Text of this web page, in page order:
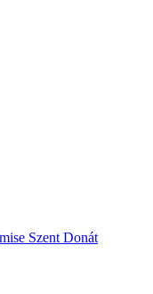
Szent Donát